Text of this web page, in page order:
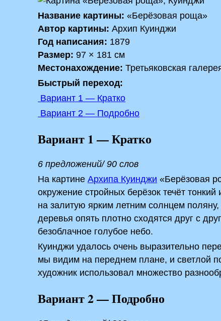
Название картины: «Берёзовая роща»
Автор картины: Архип Куинджи
Год написания: 1879
Размер: 97 × 181 см
Местонахождение: Третьяковская
Быстрый переход:
Вариант 1 — Кратко
Вариант 2 — Подробно
Вариант 1 — Кратко
6 предложений/ 90 слов
На картинеАрхипа Куинджи «Берёзовая
окружение стройных берёзок течёт
на залитую ярким летним солнцем
деревья опять плотно сходятся друг с
безоблачное голубое небо.
Куинджи удалось очень выразительно
мы видим на переднем плане, и светлой
художник использовал множество
Вариант 2 — Подробно